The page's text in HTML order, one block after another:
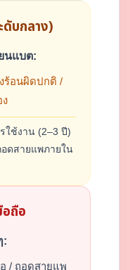
บกลาง)
นแบต:
ร้อนผิดปกติ /
ง
ใช้งาน (2–3 ปี)
อดสายแพภายใน
ถือ
:
/ ถอดสายแพ